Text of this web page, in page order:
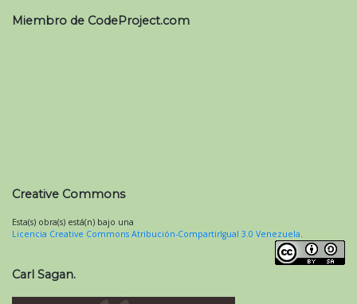
Miembro de CodeProject.com
Creative Commons
Esta(s) obra(s) está(n) bajo una
Licencia Creative Commons Atribución-CompartirIgual 3.0 Venezuela
Carl Sagan.